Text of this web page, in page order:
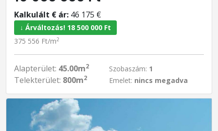
Kalkulált € ár: 46 175 €
↓ Árváltozás! 18 500 000 Ft
375 556 Ft/m2
Alapterület: 45.00m2
Telekterület: 800m2
Szobaszám: 1
Emelet: nincs megadva